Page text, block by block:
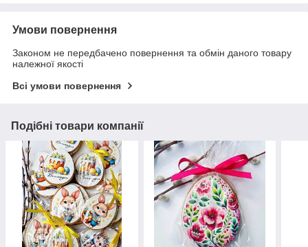
Умови повернення
Законом не передбачено повернення та обмін даного товару
належної якості
Всі умови повернення
Подібні товари компанії